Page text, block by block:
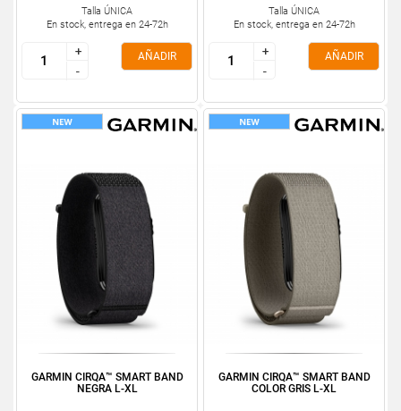
Talla ÚNICA
En stock, entrega en 24-72h
+
-
+
-
AÑADIR
Talla ÚNICA
En stock, entrega en 24-72h
+
-
+
-
AÑADIR
GARMIN CIRQA™ SMART BAND
NEGRA L-XL
GARMIN CIRQA™ SMART BAND
COLOR GRIS L-XL